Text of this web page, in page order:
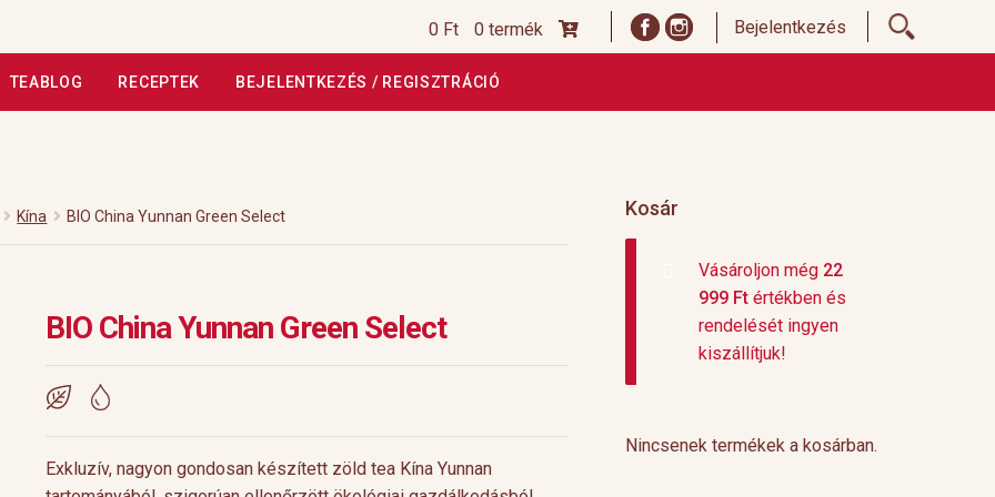
0 Ft 0 termék Bejelentkezés
TEABLOG RECEPTEK BEJELENTKEZÉS / REGISZTRÁCIÓ
fizetés Webáruház Rólunk HoReCa Impresszum
Kína BIO China Yunnan Green Select
BIO China Yunnan Green Select
Exkluzív, nagyon gondosan készített zöld tea Kína Yunnan
Kosár
Vásároljon még 22
999 Ft értékben és
rendelését ingyen
kiszállítjuk!
Nincsenek termékek a kosárban.